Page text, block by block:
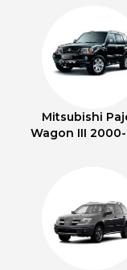
Mitsubishi
Wagon III